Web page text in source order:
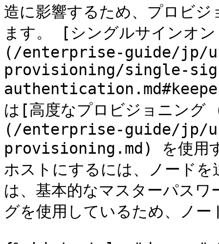
造に影響するため、プロビ
ます。 [シングルサイン
(/enterprise-guide/jp/
provisioning/single-
は[高度なプロビジョニ
(/enterprise-guide/jp/
provisioning.md) を使用す
ホストにするには、ノード
は、基本的なマスターパス
グを使用しているため、ノ